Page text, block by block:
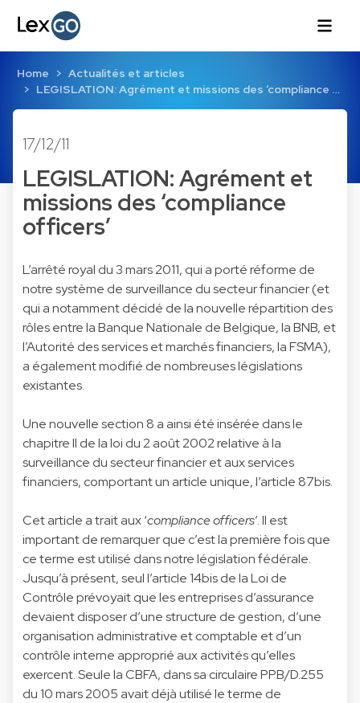
Home
Actualités et articles
LEGISLATION: Agrément et missions des ‘compliance …
17/12/11
LEGISLATION: Agrément et
missions des ‘compliance
officers’
L’arrêté royal du 3 mars 2011, qui a porté réforme de
notre système de surveillance du secteur financier (et
qui a notamment décidé de la nouvelle répartition des
rôles entre la Banque Nationale de Belgique, la BNB, et
l’Autorité des services et marchés financiers, la FSMA),
a également modifié de nombreuses législations
existantes.
Une nouvelle section 8 a ainsi été insérée dans le
chapitre II de la loi du 2 août 2002 relative à la
surveillance du secteur financier et aux services
financiers, comportant un article unique, l’article 87bis.
Cet article a trait aux ‘compliance officers’. Il est
important de remarquer que c’est la première fois que
ce terme est utilisé dans notre législation fédérale.
Jusqu’à présent, seul l’article 14bis de la Loi de
Contrôle prévoyait que les entreprises d’assurance
devaient disposer d’une structure de gestion, d’une
organisation administrative et comptable et d’un
contrôle interne approprié aux activités qu’elles
exercent. Seule la CBFA, dans sa circulaire PPB/D.255
du 10 mars 2005 avait déjà utilisé le terme de